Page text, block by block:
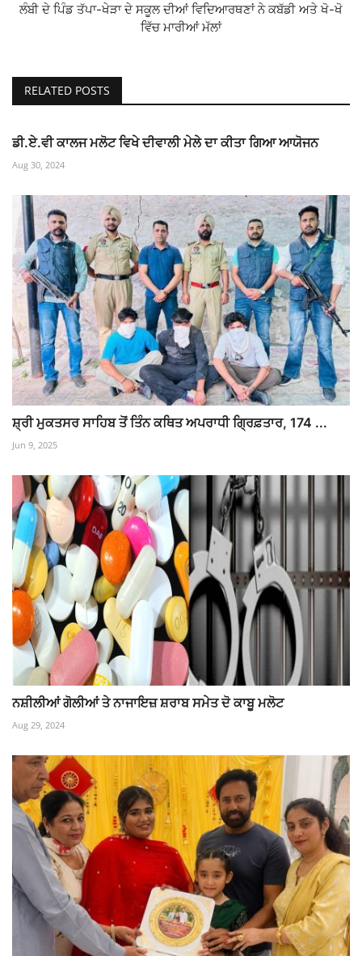
ਲੰਬੀ ਦੇ ਪਿੰਡ ਤੱਪਾ-ਖੇੜਾ ਦੇ ਸਕੂਲ ਦੀਆਂ ਵਿਦਿਆਰਥਣਾਂ ਨੇ ਕਬੱਡੀ ਅਤੇ ਖੋ-ਖੋ
ਵਿੱਚ ਮਾਰੀਆਂ ਮੱਲਾਂ
RELATED POSTS
ਡੀ.ਏ.ਵੀ ਕਾਲਜ ਮਲੋਟ ਵਿਖੇ ਦੀਵਾਲੀ ਮੇਲੇ ਦਾ ਕੀਤਾ ਗਿਆ ਆਯੋਜਨ
Aug 30, 2024
ਸ਼੍ਰੀ ਮੁਕਤਸਰ ਸਾਹਿਬ ਤੋਂ ਤਿੰਨ ਕਥਿਤ ਅਪਰਾਧੀ ਗ੍ਰਿਫ਼ਤਾਰ, 174 ...
Jun 9, 2025
ਨਸ਼ੀਲੀਆਂ ਗੋਲੀਆਂ ਤੇ ਨਾਜਾਇਜ਼ ਸ਼ਰਾਬ ਸਮੇਤ ਦੋ ਕਾਬੂ ਮਲੋਟ
Aug 29, 2024